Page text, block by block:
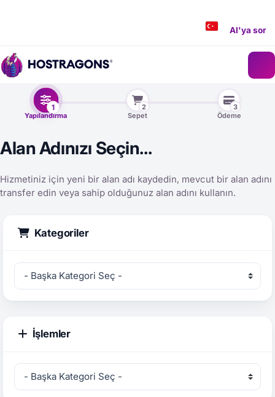
AI'ya sor
1
Yapılandırma
2
Sepet
3
Ödeme
Alan Adınızı Seçin...
Hizmetiniz için yeni bir alan adı kaydedin, mevcut bir alan adını
transfer edin veya sahip olduğunuz alan adını kullanın.
Kategoriler
İşlemler